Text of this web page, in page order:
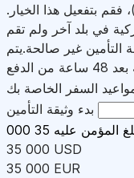
فقم بتفعيل هذا الخيار.
في بلد آخر ولم تقم
التأمين غير صالحة.يتم
السفر الخاصة بك
بدء وثيقة التأمين
المؤمن عليه
35 000 USD
35 000 EUR